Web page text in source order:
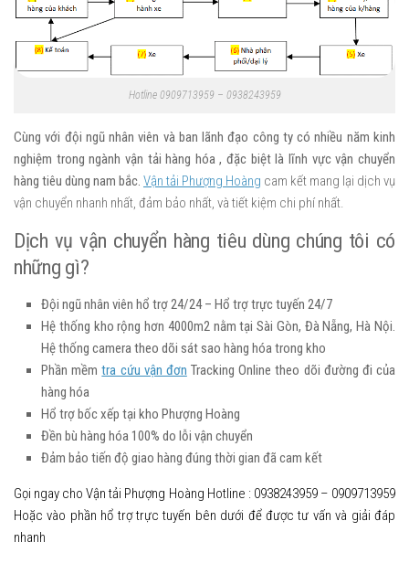
Hotline 0909713959 – 0938243959
Cùng với đội ngũ nhân viên và ban lãnh đạo công ty có nhiều năm kinh
nghiệm trong ngành vận tải hàng hóa , đặc biệt là lĩnh vực vận chuyển
hàng tiêu dùng nam bắc. Vận tải Phượng Hoàng cam kết mang lại dịch vụ
vận chuyển nhanh nhất, đảm bảo nhất, và tiết kiệm chi phí nhất.
Dịch vụ vận chuyển hàng tiêu dùng chúng tôi có
những gì?
Đội ngũ nhân viên hổ trợ 24/24 – Hổ trợ trực tuyến 24/7
Hệ thống kho rộng hơn 4000m2 nằm tại Sài Gòn, Đà Nẵng, Hà Nội.
Hệ thống camera theo dõi sát sao hàng hóa trong kho
Phần mềmtra cứu vận đơn Tracking Online theo dõi đường đi của
hàng hóa
Hổ trợ bốc xếp tại kho Phượng Hoàng
Đền bù hàng hóa 100% do lỗi vận chuyển
Đảm bảo tiến độ giao hàng đúng thời gian đã cam kết
Gọi ngay cho Vận tải Phượng Hoàng Hotline : 0938243959 – 0909713959
Hoặc vào phần hổ trợ trực tuyến bên dưới để được tư vấn và giải đáp
nhanh